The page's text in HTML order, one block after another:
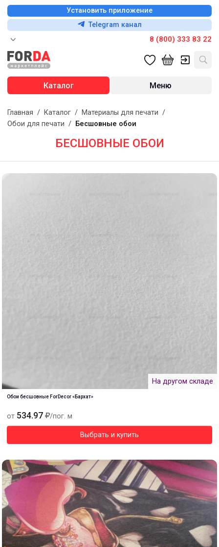
Установить приложение
Telegram канал
8 (800) 333 83 22
Каталог Меню
Главная / Каталог / Материалы для печати /
Обои для печати / Бесшовные обои
БЕСШОВНЫЕ ОБОИ
На другом складе
Обои бесшовные ForDecor «Бархат»
от 534.97 /пог. м
Выбрать и купить